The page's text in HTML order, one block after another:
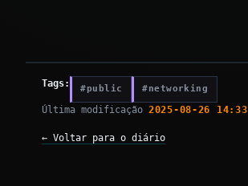
Tags: #public #networking
Última modificação 2025-08-26 14:33
← Voltar para o diário